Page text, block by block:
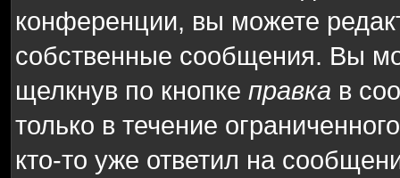
конференции, вы можете
собственные сообщения. Вы
щелкнув по кнопке правка в
только в течение
кто-то уже ответил на